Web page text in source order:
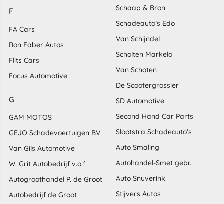
F
FA Cars
Ron Faber Autos
Flits Cars
Focus Automotive
G
GAM MOTOS
GEJO Schadevoertuigen BV
Van Gils Automotive
W. Grit Autobedrijf v.o.f.
Autogroothandel P. de Groot
Autobedrijf de Groot
Schaap & Bron
Schadeauto’s Edo
Van Schijndel
Scholten Markelo
Van Schoten
De Scootergrossier
SD Automotive
Second Hand Car Parts
Slootstra Schadeauto's
Auto Smaling
Autohandel-Smet gebr.
Auto Snuverink
Stijvers Autos